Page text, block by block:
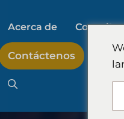
Acerca de
Investigación de
Contáctenos